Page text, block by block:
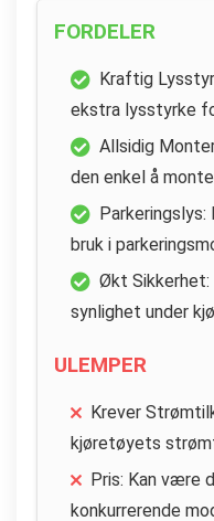
FORDELER
Kraftig
ekstra lysstyrke
Allsidig
den enkel å
bruk i
Økt Sikkerhet:
synlighet under
ULEMPER
Krever
kjøretøyets
Pris: Kan være
konkurrerende